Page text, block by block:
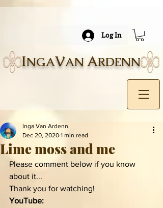
Log In
INGAVAN ARDENN
Lime moss and me
Inga Van Ardenn
Dec 20, 2020 1 min read
Please comment below if you know
about it...
Thank you for watching!
YouTube: